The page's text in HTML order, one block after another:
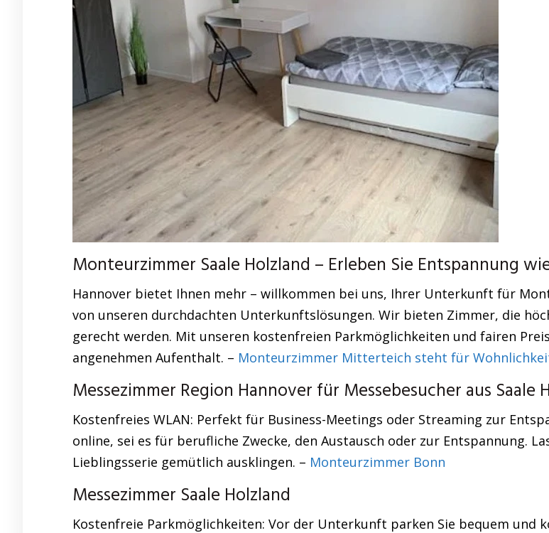
Monteurzimmer Saale Holzland – Erleben Sie Entspannung
Hannover bietet Ihnen mehr – willkommen bei uns, Ihrer Unterkunft für
von unseren durchdachten Unterkunftslösungen. Wir bieten Zimmer, die
gerecht werden. Mit unseren kostenfreien Parkmöglichkeiten und fairen
angenehmen Aufenthalt. – Monteurzimmer Mitterteich steht für
Messezimmer Region Hannover für Messebesucher aus Saale
Kostenfreies WLAN: Perfekt für Business-Meetings oder Streaming zur
online, sei es für berufliche Zwecke, den Austausch oder zur Entspannung.
Lieblingsserie gemütlich ausklingen. – Monteurzimmer Bonn
Messezimmer Saale Holzland
Kostenfreie Parkmöglichkeiten: Vor der Unterkunft parken Sie bequem und